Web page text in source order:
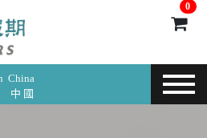
China
中 國
0